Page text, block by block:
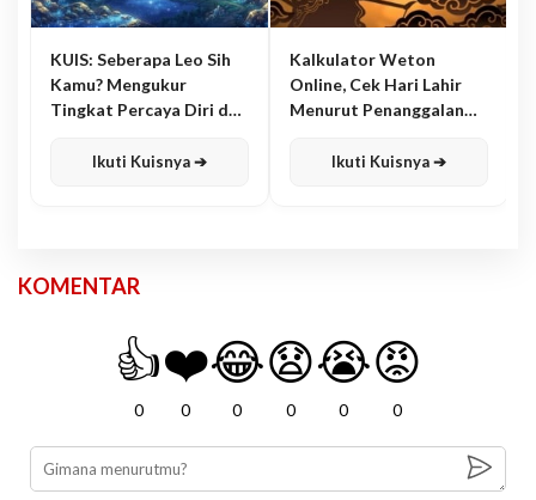
KUIS: Seberapa Leo Sih
Kamu? Mengukur
Tingkat Percaya Diri dan
Ikuti Kuisnya ➔
Kalkulator Weton
Online, Cek Hari Lahir
Menurut Penanggalan
Ikuti Kuisnya ➔
KOMENTAR
👍
0
❤️
0
😂
0
😧
0
😭
0
😡
0